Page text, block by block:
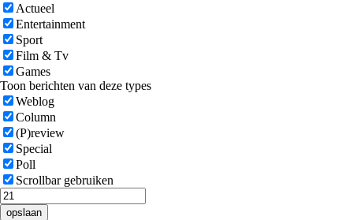
Actueel
Entertainment
Sport
Film & Tv
Games
Toon berichten van deze types
Weblog
Column
(P)review
Special
Poll
Scrollbar gebruiken
opslaan